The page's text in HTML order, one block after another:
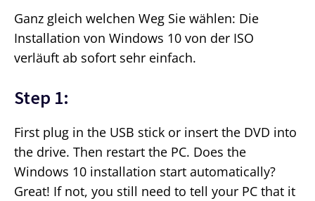
Ganz gleich welchen Weg Sie wählen: Die
Installation von Windows 10 von der ISO
verläuft ab sofort sehr einfach.
Step 1:
First plug in the USB stick or insert the DVD into
the drive. Then restart the PC. Does the
Windows 10 installation start automatically?
Great! If not, you still need to tell your PC that it